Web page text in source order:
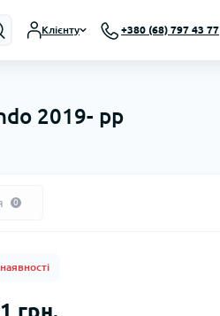
Клієнту +380 (68) 797 43 77
2019- рр
0
грн.